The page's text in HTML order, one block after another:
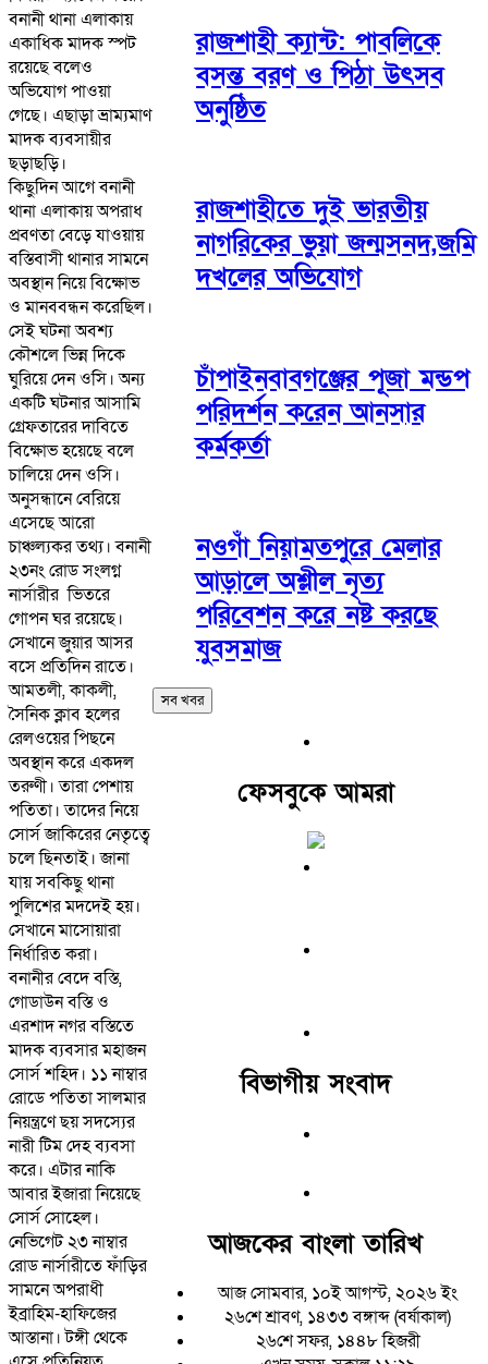
বনানী থানা এলাকায়
একাধিক মাদক স্পট
রয়েছে বলেও
অভিযোগ পাওয়া
গেছে। এছাড়া ভ্রাম্যমাণ
মাদক ব্যবসায়ীর
ছড়াছড়ি।
কিছুদিন আগে বনানী
থানা এলাকায় অপরাধ
প্রবণতা বেড়ে যাওয়ায়
বস্তিবাসী থানার সামনে
অবস্থান নিয়ে বিক্ষোভ
ও মানববন্ধন করেছিল।
সেই ঘটনা অবশ্য
কৌশলে ভিন্ন দিকে
ঘুরিয়ে দেন ওসি‌। অন্য
একটি ঘটনার আসামি
গ্রেফতারের দাবিতে
বিক্ষোভ হয়েছে বলে
চালিয়ে দেন ওসি।
অনুসন্ধানে বেরিয়ে
এসেছে আরো
চাঞ্চল্যকর তথ্য। বনানী
২৩নং রোড সংলগ্ন
নার্সারীর ভিতরে
গোপন ঘর রয়েছে।
সেখানে জুয়ার আসর
বসে প্রতিদিন রাতে।
আমতলী, কাকলী,
সৈনিক ক্লাব হলের
রেলওয়ের পিছনে
অবস্থান করে একদল
তরুণী। তারা পেশায়
পতিতা। তাদের নিয়ে
সোর্স জাকিরের নেতৃত্বে
চলে ছিনতাই। জানা
যায় সবকিছু থানা
পুলিশের মদদেই হয়।
সেখানে মাসোয়ারা
নির্ধারিত করা।
বনানীর বেদে বস্তি,
গোডাউন বস্তি ও
এরশাদ নগর বস্তিতে
মাদক ব্যবসার মহাজন
সোর্স শহিদ। ১১ নাম্বার
রোডে পতিতা সালমার
নিয়ন্ত্রণে ছয় সদস্যের
নারী টিম দেহ ব্যবসা
করে। এটার নাকি
আবার ইজারা নিয়েছে
সোর্স সোহেল।
নেভিগেট ২৩ নাম্বার
রোড নার্সারীতে ফাঁড়ির
সামনে অপরাধী
ইব্রাহিম-হাফিজের
আস্তানা। টঙ্গী থেকে
রাজশাহী ক্যান্ট: পাবলিকে
বসন্ত বরণ ও পিঠা উৎসব
অনুষ্ঠিত
রাজশাহীতে দুই ভারতীয়
নাগরিকের ভুয়া জন্মসনদ,জমি
দখলের অভিযোগ
চাঁপাইনবাবগঞ্জের পূজা মন্ডপ
পরিদর্শন করেন আনসার
কর্মকর্তা
নওগাঁ নিয়ামতপুরে মেলার
আড়ালে অশ্লীল নৃত্য
পরিবেশন করে নষ্ট করছে
যুবসমাজ
সব খবর
ফেসবুকে আমরা
বিভাগীয় সংবাদ
আজকের বাংলা তারিখ
আজ সোমবার, ১০ই আগস্ট, ২০২৬ ইং
২৬শে শ্রাবণ, ১৪৩৩ বঙ্গাব্দ (বর্ষাকাল)
২৬শে সফর, ১৪৪৮ হিজরী